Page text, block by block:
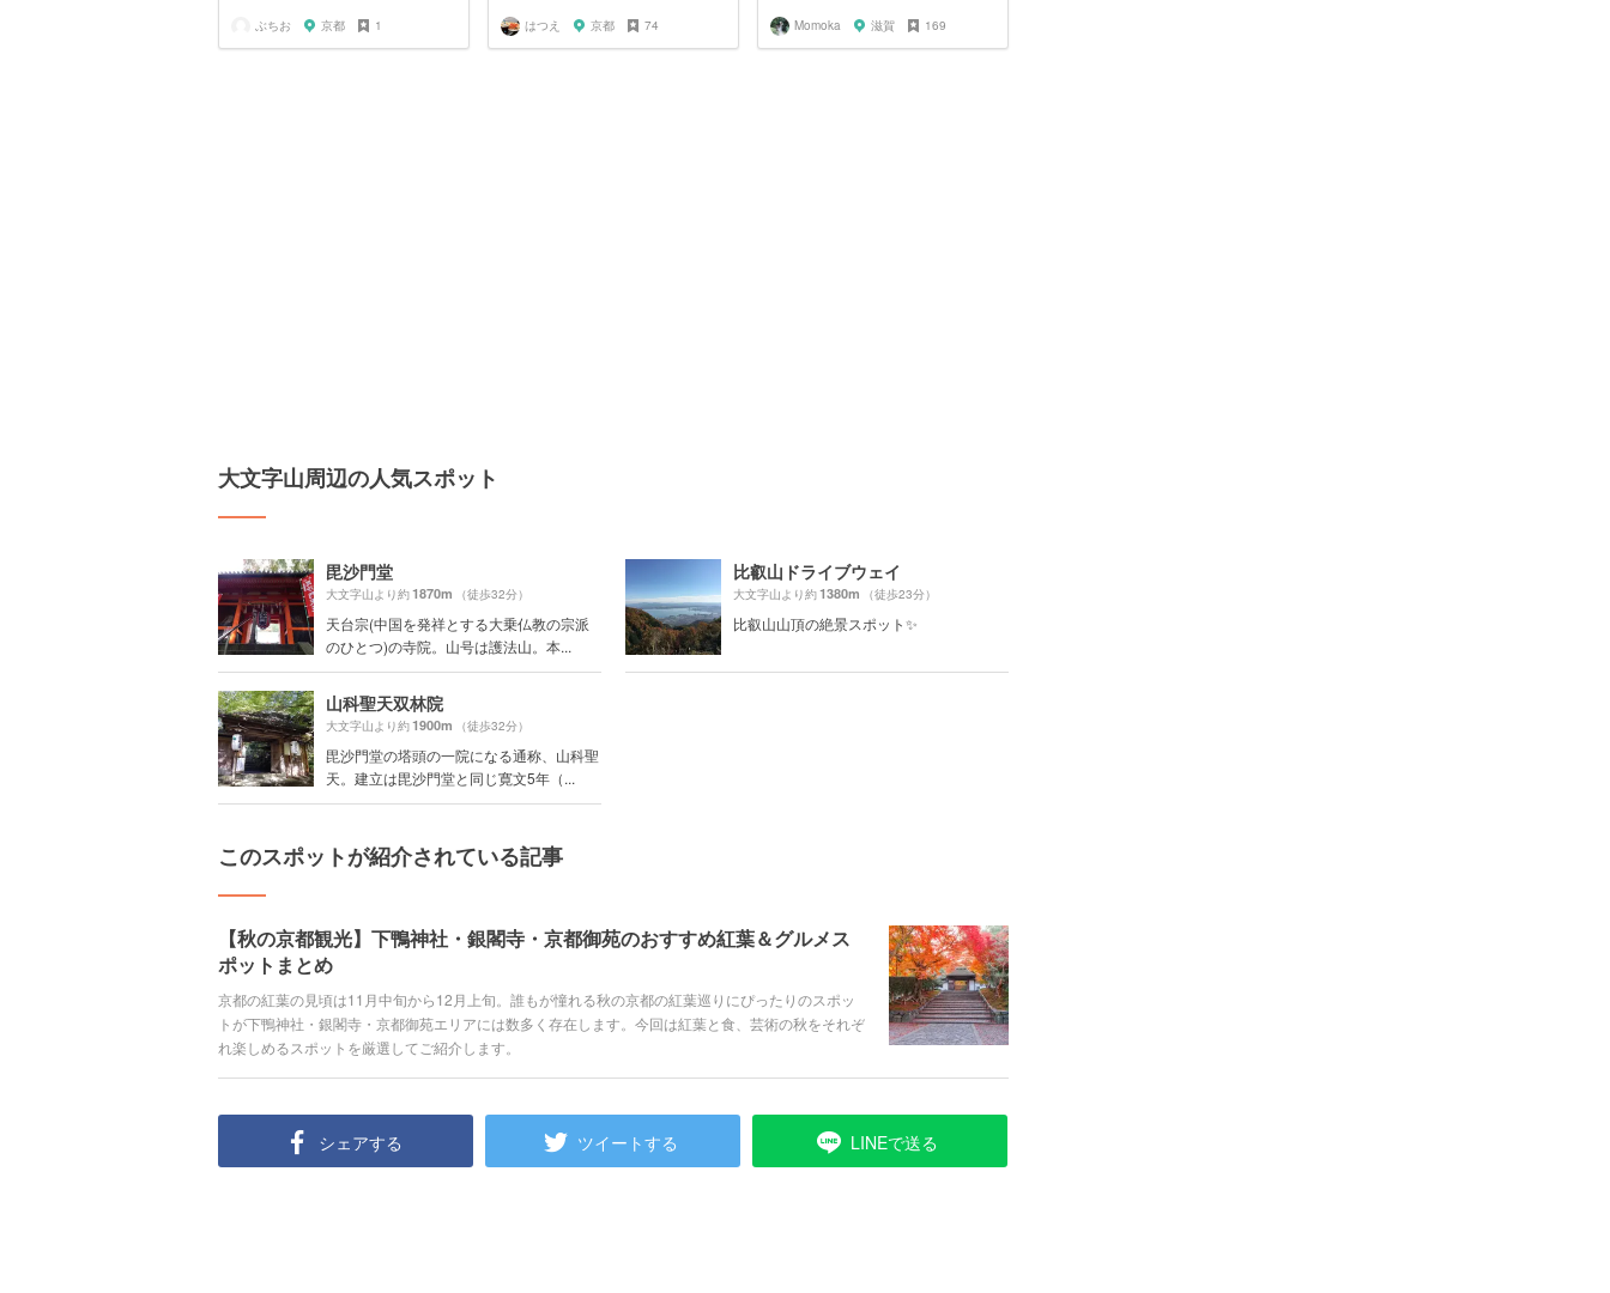
ぶちお 京都 1 はつえ 京都 74 Momoka 滋賀 169
大文字山周辺の人気スポット
毘沙門堂
大文字山より約1870m （徒歩32分）
天台宗(中国を発祥とする大乗仏教の宗派
のひとつ)の寺院。山号は護法山。本...
比叡山ドライブウェイ
大文字山より約1380m （徒歩23分）
比叡山山頂の絶景スポット✨
山科聖天双林院
大文字山より約1900m （徒歩32分）
毘沙門堂の塔頭の一院になる通称、山科聖
天。建立は毘沙門堂と同じ寛文5年（...
このスポットが紹介されている記事
【秋の京都観光】下鴨神社・銀閣寺・京都御苑のおすすめ紅葉＆グルメス
ポットまとめ
京都の紅葉の見頃は11月中旬から12月上旬。誰もが憧れる秋の京都の紅葉巡りにぴったりのスポッ
トが下鴨神社・銀閣寺・京都御苑エリアには数多く存在します。今回は紅葉と食、芸術の秋をそれぞ
れ楽しめるスポットを厳選してご紹介します。
シェアする ツイートする LINEで送る